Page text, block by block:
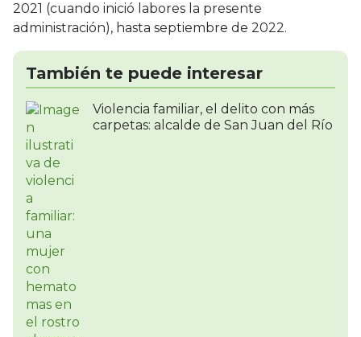
2021 (cuando inició labores la presente
administración), hasta septiembre de 2022.
También te puede interesar
Violencia familiar, el delito con más
carpetas: alcalde de San Juan del Río